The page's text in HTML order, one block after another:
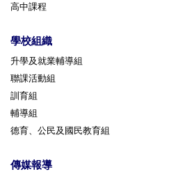
高中課程
學校組織
升學及就業輔導組
聯課活動組
訓育組
輔導組
德育、公民及國民教育組
傳媒報導